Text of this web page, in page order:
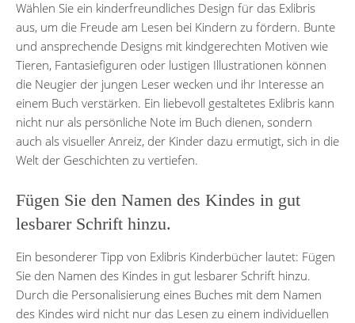
Wählen Sie ein kinderfreundliches Design für das Exlibris
aus, um die Freude am Lesen bei Kindern zu fördern. Bunte
und ansprechende Designs mit kindgerechten Motiven wie
Tieren, Fantasiefiguren oder lustigen Illustrationen können
die Neugier der jungen Leser wecken und ihr Interesse an
einem Buch verstärken. Ein liebevoll gestaltetes Exlibris kann
nicht nur als persönliche Note im Buch dienen, sondern
auch als visueller Anreiz, der Kinder dazu ermutigt, sich in die
Welt der Geschichten zu vertiefen.
Fügen Sie den Namen des Kindes in gut
lesbarer Schrift hinzu.
Ein besonderer Tipp von Exlibris Kinderbücher lautet: Fügen
Sie den Namen des Kindes in gut lesbarer Schrift hinzu.
Durch die Personalisierung eines Buches mit dem Namen
des Kindes wird nicht nur das Lesen zu einem individuellen